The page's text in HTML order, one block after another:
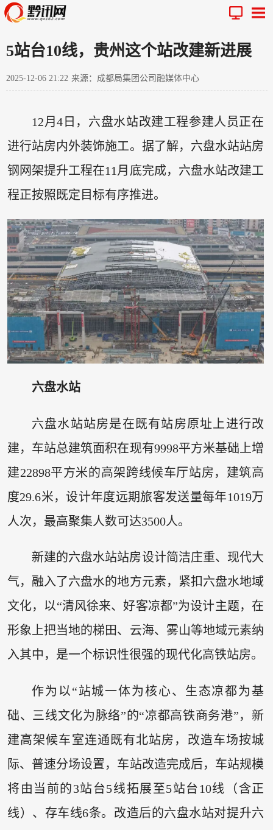
5站台10线，贵州这个站改建新进展
2025-12-06 21:22 来源：成都局集团公司融媒体中心
12月4日，六盘水站改建工程参建人员正在
进行站房内外装饰施工。据了解，六盘水站站房
钢网架提升工程在11月底完成，六盘水站改建工
程正按照既定目标有序推进。
六盘水站
六盘水站站房是在既有站房原址上进行改
建，车站总建筑面积在现有9998平方米基础上增
建22898平方米的高架跨线候车厅站房，建筑高
度29.6米，设计年度远期旅客发送量每年1019万
人次，最高聚集人数可达3500人。
新建的六盘水站站房设计简洁庄重、现代大
气，融入了六盘水的地方元素，紧扣六盘水地域
文化，以“清风徐来、好客凉都”为设计主题，在
形象上把当地的梯田、云海、雾山等地域元素纳
入其中，是一个标识性很强的现代化高铁站房。
作为以“站城一体为核心、生态凉都为基
础、三线文化为脉络”的“凉都高铁商务港”，新
建高架候车室连通既有北站房，改造车场按城
际、普速分场设置，车站改造完成后，车站规模
将由当前的3站台5线拓展至5站台10线（含正
线）、存车线6条。改造后的六盘水站对提升六